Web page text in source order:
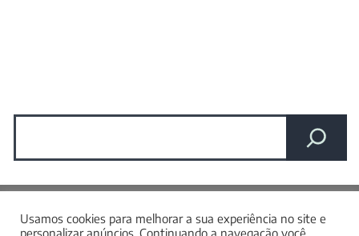
Usamos cookies para melhorar a sua experiência no site e
personalizar anúncios. Continuando a navegação você